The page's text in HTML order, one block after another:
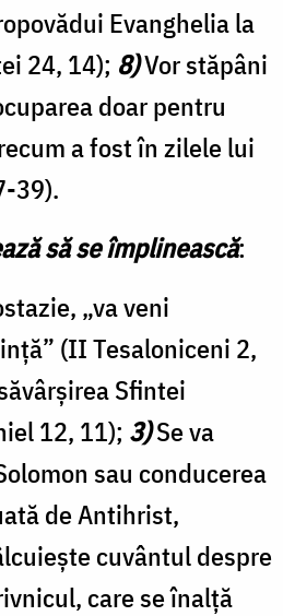
Evanghelia la
24, 14); 8)Vor stăpâni
doar pentru
a fost în zilele lui
39).
să se împlinească:
„va veni
(II Tesaloniceni 2,
Sfintei
12, 11); 3)Se va
sau conducerea
de Antihrist,
cuvântul despre
care se înalţă